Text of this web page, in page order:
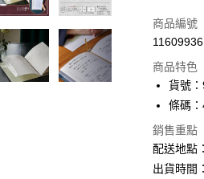
悠遊付
ATM付款
下單前請
每筆
商品編號
11609936
商品特色
貨號
條碼
銷售重點
配送地點
出貨時間